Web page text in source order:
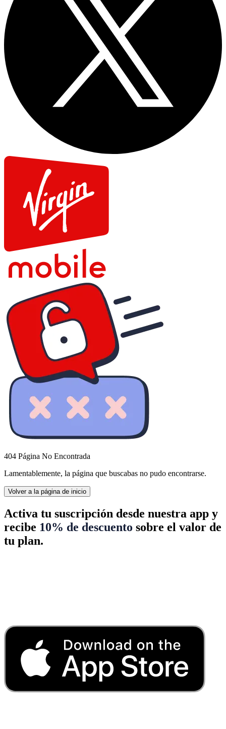
404 Página No Encontrada
Lamentablemente, la página que buscabas no pudo encontrarse.
Volver a la página de inicio
Activa tu suscripción desde nuestra app y
recibe 10% de descuento sobre el valor de
tu plan.